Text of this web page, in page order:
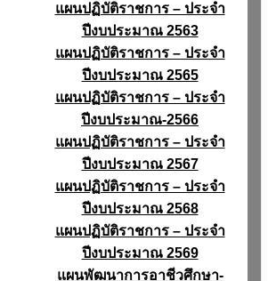
แผนปฏิบัติราชการ – ประจำ
ปีงบประมาณ 2563
แผนปฏิบัติราชการ – ประจำ
ปีงบประมาณ 2565
แผนปฏิบัติราชการ – ประจำ
ปีงบประมาณ-2566
แผนปฏิบัติราชการ – ประจำ
ปีงบประมาณ 2567
แผนปฏิบัติราชการ – ประจำ
ปีงบประมาณ 2568
แผนปฏิบัติราชการ – ประจำ
ปีงบประมาณ 2569
แผนพัฒนาการอาชีวศึกษา-